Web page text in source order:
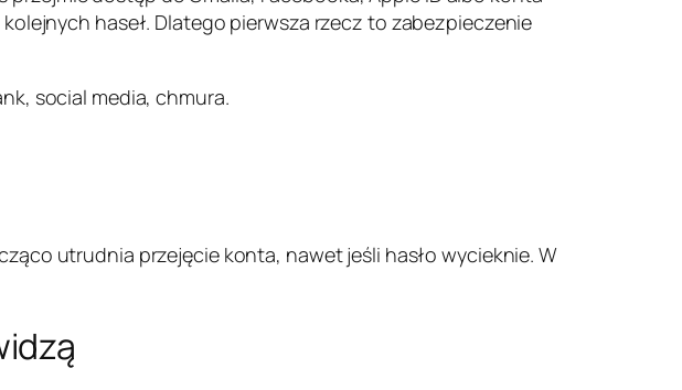
haseł. Dlatego pierwsza rzecz to zabezpieczenie
social media, chmura.
utrudnia przejęcie konta, nawet jeśli hasło wycieknie. W